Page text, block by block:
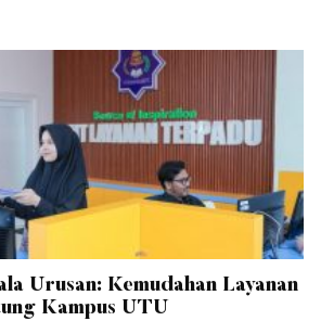
Urusan: Kemudahan Layanan
Kampus UTU